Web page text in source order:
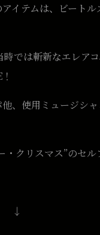
イテムは、ビート
では斬新なエレア
、使用ミュージシ
・クリスマス”のセル
↓